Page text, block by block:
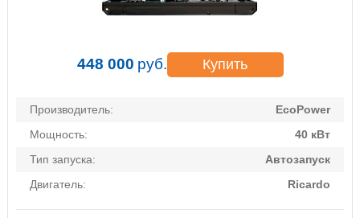
448 000 руб. Купить
Производитель:
EcoPower
Мощность:
40 кВт
Тип запуска:
Автозапуск
Двигатель:
Ricardo